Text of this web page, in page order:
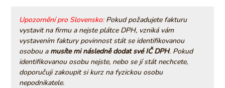
Upozornění pro Slovensko:Pokud požadujete fakturu
vystavit na firmu a nejste plátce DPH, vzniká vám
vystavením faktury povinnost stát se identifikovanou
osobou a musíte mi následně dodat své IČ DPH. Pokud
identifikovanou osobu nejste, nebo se jí stát nechcete,
doporučuji zakoupit si kurz na fyzickou osobu
nepodnikatele.